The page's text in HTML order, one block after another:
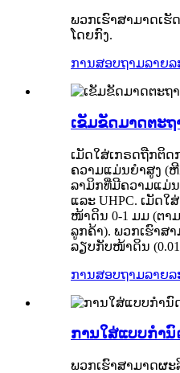
ພວກເຮົາສາມາດເຮັ
ໂດຍກົງ.
ການສອບຖາມລາຍລ
ເຂັມຂັດມາດຕະຖ
ເມັດໃສ່ເກຣດຖືກຕິ
ຄວາມແມ່ນຍໍາສູງ (
ລາມິກທີ່ມີຄວາມແມ່
ແລະ UHPC. ເມັດໃ
ໜ້າດິນ 0-1 ມມ (ຕາ
ລູກຄ້າ). ພວກເຮົາສ
ລຽບກັບໜ້າດິນ
ການສອບຖາມລາຍລ
ການໃສ່ແບບກຳນົ
ພວກເຮົາສາມາດຜ